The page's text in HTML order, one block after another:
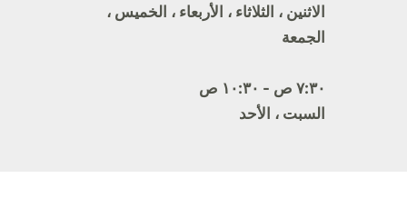
الاثنين ، الثلاثاء ، الأربعاء ، الخميس ،
الجمعة
٧:٣٠ ص - ١٠:٣٠ ص
السبت ، الأحد